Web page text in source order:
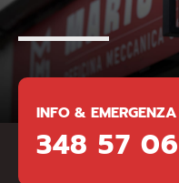
INFO & EMERGENZA
348 57